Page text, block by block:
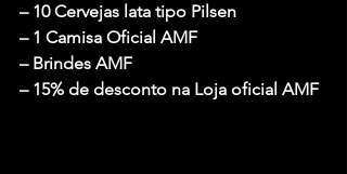
– 10 Cervejas lata tipo Pilsen
– 1 Camisa Oficial AMF
– Brindes AMF
– 15% de desconto na Loja oficial AMF